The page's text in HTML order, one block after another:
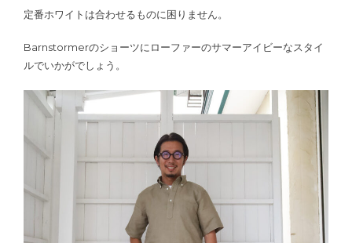
定番ホワイトは合わせるものに困りません。
Barnstormerのショーツにローファーのサマーアイビーなスタイ
ルでいかがでしょう。